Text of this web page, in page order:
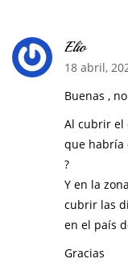
Elio
18 abril,
Buenas ,
Al cubrir el
que habría
?
Y en la
cubrir las
en el país
Gracias